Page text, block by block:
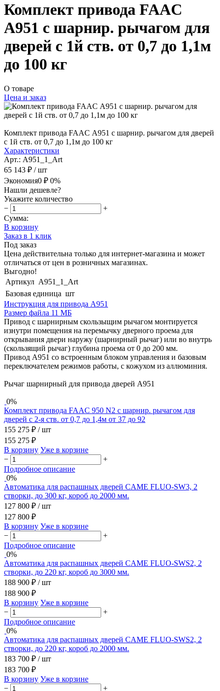
Комплект привода FAAC
А951 с шарнир. рычагом для
дверей с 1й ств. от 0,7 до 1,1м
до 100 кг
О товаре
Цена и заказ
Комплект привода FAAC А951 с шарнир. рычагом для дверей
с 1й ств. от 0,7 до 1,1м до 100 кг
Характеристики
Арт.: А951_1_Art
65 143 ₽ / шт
Экономия0 ₽ 0%
Нашли дешевле?
Укажите количество
−
+
Сумма:
В корзину
Заказ в 1 клик
Под заказ
Цена действительна только для интернет-магазина и может
отличаться от цен в розничных магазинах.
Выгодно!
Артикул А951_1_Art
Базовая единица шт
Инструкция для привода А951
Размер файла 11 МБ
Привод с шарнирным скользыщим рычагом монтируется
изнутри помещения на перемычку дверного проема для
открывания двери наружу (шарнирный рычаг) или во внутрь
(скользящий рычаг) глубина проема от 0 до 200 мм.
Привод А951 со встроенным блоком управления и базовым
переключателем режимов работы, с кожухом из аллюминия.
Рычаг шарнирный для привода дверей А951
0%
Комплект привода FAAC 950 N2 с шарнир. рычагом для
дверей с 2-я ств. от 0,7 до 1,4м от 37 до 92
155 275 ₽ / шт
155 275 ₽
В корзину Уже в корзине
−
+
Подробное описание
0%
Автоматика для распашных дверей CAME FLUO-SW3, 2
створки, до 300 кг, короб до 2000 мм.
127 800 ₽ / шт
127 800 ₽
В корзину Уже в корзине
−
+
Подробное описание
0%
Автоматика для распашных дверей CAME FLUO-SWS2, 2
створки, до 220 кг, короб до 3000 мм.
188 900 ₽ / шт
188 900 ₽
В корзину Уже в корзине
−
+
Подробное описание
0%
Автоматика для распашных дверей CAME FLUO-SWS2, 2
створки, до 220 кг, короб до 2000 мм.
183 700 ₽ / шт
183 700 ₽
В корзину Уже в корзине
−
+